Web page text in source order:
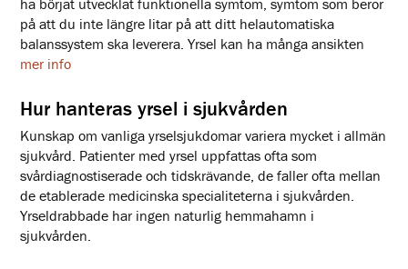
ha börjat utvecklat funktionella symtom, symtom som beror
på att du inte längre litar på att ditt helautomatiska
balanssystem ska leverera. Yrsel kan ha många ansikten
mer info
Hur hanteras yrsel i sjukvården
Kunskap om vanliga yrselsjukdomar variera mycket i allmän
sjukvård. Patienter med yrsel uppfattas ofta som
svårdiagnostiserade och tidskrävande, de faller ofta mellan
de etablerade medicinska specialiteterna i sjukvården.
Yrseldrabbade har ingen naturlig hemmahamn i
sjukvården.